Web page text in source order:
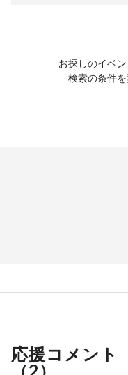
お探しのイベ
検索の条件を
応援コメント
（2）